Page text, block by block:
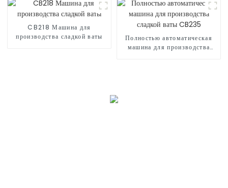
CB218 Машина для
производства сладкой ваты
Полностью автоматическая
машина для производства